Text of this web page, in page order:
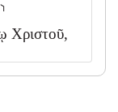
Χριστοῦ,